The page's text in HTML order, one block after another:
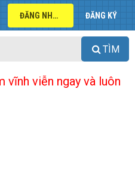
ĐĂNG NHẬP ĐĂNG KÝ
TÌM
vĩnh viễn ngay và luôn